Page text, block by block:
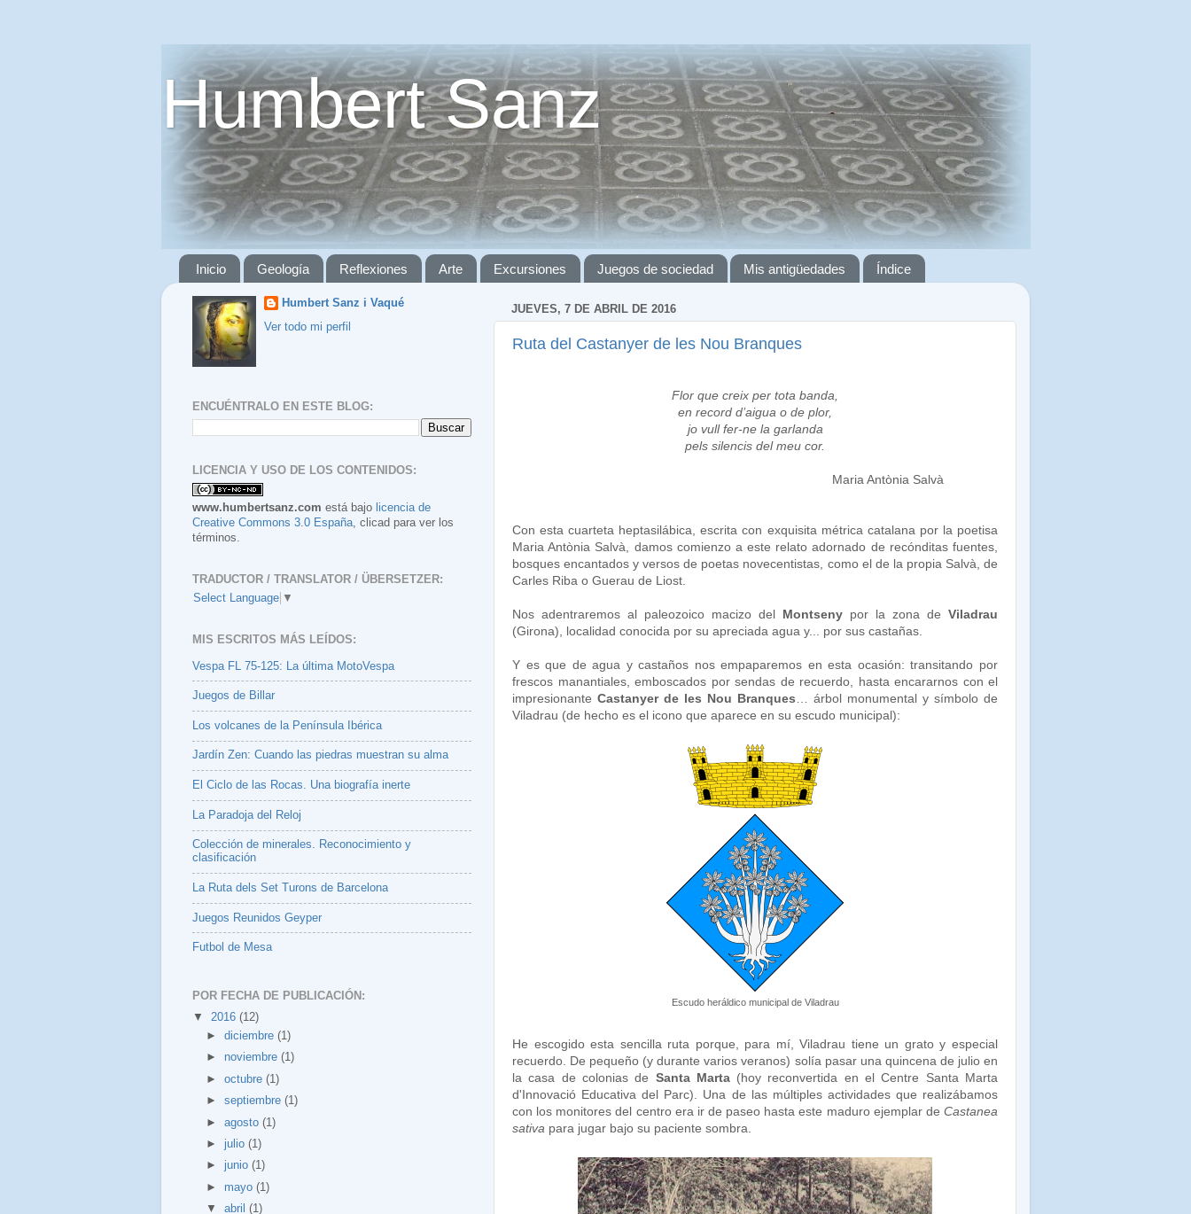
Humbert Sanz
Inicio Geología Reflexiones Arte Excursiones Juegos de sociedad Mis antigüedades Índice
JUEVES, 7 DE ABRIL DE 2016
Ruta del Castanyer de les Nou Branques
Flor que creix per tota banda,
en record d’aigua o de plor,
jo vull fer-ne la garlanda
pels silencis del meu cor.
Maria Antònia Salvà
Con esta cuarteta heptasilábica, escrita con exquisita métrica catalana por la poetisa
Maria Antònia Salvà, damos comienzo a este relato adornado de recónditas fuentes,
bosques encantados y versos de poetas novecentistas, como el de la propia Salvà, de
Carles Riba o Guerau de Liost.
Nos adentraremos al paleozoico macizo del Montseny por la zona de Viladrau
(Girona), localidad conocida por su apreciada agua y... por sus castañas.
Y es que de agua y castaños nos empaparemos en esta ocasión: transitando por
frescos manantiales, emboscados por sendas de recuerdo, hasta encararnos con el
impresionante Castanyer de les Nou Branques … árbol monumental y símbolo de
Viladrau (de hecho es el icono que aparece en su escudo municipal):
Escudo heráldico municipal de Viladrau
He escogido esta sencilla ruta porque, para mí, Viladrau tiene un grato y especial
recuerdo. De pequeño (y durante varios veranos) solía pasar una quincena de julio en
la casa de colonias de Santa Marta(hoy reconvertida en el Centre Santa Marta
d'Innovació Educativa del Parc). Una de las múltiples actividades que realizábamos
con los monitores del centro era ir de paseo hasta este maduro ejemplar de Castanea
sativa para jugar bajo su paciente sombra.
Humbert Sanz i Vaqué
Ver todo mi perfil
ENCUÉNTRALO EN ESTE BLOG:
LICENCIA Y USO DE LOS CONTENIDOS:
www.humbertsanz.com está bajo licencia de
Creative Commons 3.0 España , clicad para ver los
términos.
TRADUCTOR / TRANSLATOR / ÜBERSETZER:
Select Language ▼
MIS ESCRITOS MÁS LEÍDOS:
Vespa FL 75-125: La última MotoVespa
Juegos de Billar
Los volcanes de la Península Ibérica
Jardín Zen: Cuando las piedras muestran su alma
El Ciclo de las Rocas. Una biografía inerte
La Paradoja del Reloj
Colección de minerales. Reconocimiento y
clasificación
La Ruta dels Set Turons de Barcelona
Juegos Reunidos Geyper
Futbol de Mesa
POR FECHA DE PUBLICACIÓN:
▼ 2016 (12)
►diciembre(1)
► noviembre(1)
►octubre(1)
►septiembre(1)
►agosto(1)
►julio(1)
►junio(1)
► mayo(1)
▼abril(1)